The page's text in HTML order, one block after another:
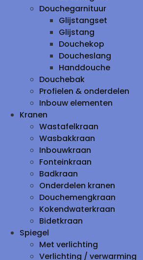
Douchegarnituur
Glijstangset
Glijstang
Douchekop
Doucheslang
Handdouche
Douchebak
Profielen & onderdelen
Inbouw elementen
Kranen
Wastafelkraan
Wasbakkraan
Inbouwkraan
Fonteinkraan
Badkraan
Onderdelen kranen
Douchemengkraan
Kokendwaterkraan
Bidetkraan
Spiegel
Met verlichting
Verlichting / verwarming